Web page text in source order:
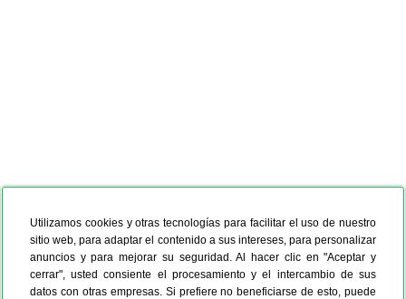
Utilizamos cookies y otras tecnologías para facilitar el uso de nuestro
sitio web, para adaptar el contenido a sus intereses, para personalizar
anuncios y para mejorar su seguridad. Al hacer clic en "Aceptar y
cerrar", usted consiente el procesamiento y el intercambio de sus
datos con otras empresas. Si prefiere no beneficiarse de esto, puede